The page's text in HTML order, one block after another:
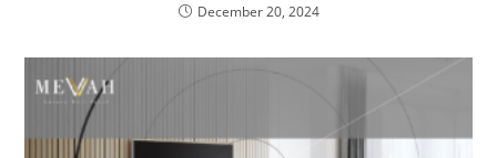
December 20, 2024